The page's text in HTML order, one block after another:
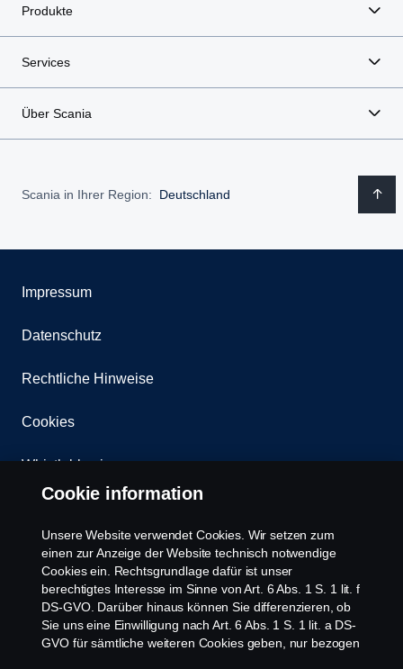
Produkte
Services
Über Scania
Scania in Ihrer Region: Deutschland
Impressum
Datenschutz
Rechtliche Hinweise
Cookies
Whistleblowing
Newsletter
Scania Cookie Richtlinie
Cookie information
Unsere Website verwendet Cookies. Wir setzen zum
einen zur Anzeige der Website technisch notwendige
Cookies ein. Rechtsgrundlage dafür ist unser
berechtigtes Interesse im Sinne von Art. 6 Abs. 1 S. 1 lit. f
DS-GVO. Darüber hinaus können Sie differenzieren, ob
Sie uns eine Einwilligung nach Art. 6 Abs. 1 S. 1 lit. a DS-
GVO für sämtliche weiteren Cookies geben, nur bezogen